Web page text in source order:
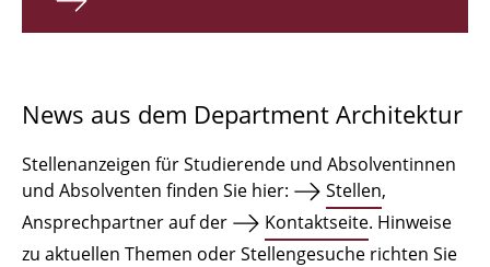
Qualifikationsprofil
Institute
Einrichtungen
News aus dem Department Architektur
Stellenanzeigen für Studierende und Absolventinnen
und Absolventen finden Sie hier:
Stellen,
Ansprechpartner auf der
Kontaktseite. Hinweise
zu aktuellen Themen oder Stellengesuche richten Sie